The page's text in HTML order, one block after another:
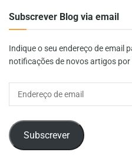
Subscrever Blog via email
Indique o seu endereço de email
notificações de novos artigos por
Subscrever